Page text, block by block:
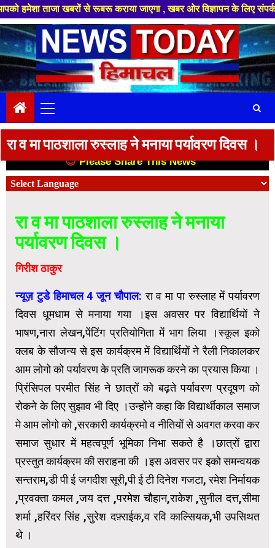
खबरों से रूबरू कराया जाएगा , खबर ओर विज्ञापन के लिए संपर्क करे
Skip
to
content
Menu
रा व मा पाठशाला रुस्लाह ने मनाया पर्यावरण दिवस ।
😊 Please Share This News😊
रा व मा पाठशाला रुस्लाह ने मनाया
पर्यावरण दिवस ।
गिरीश ठाकुर
न्यूज़ टुडे हिमाचल 4 जून चौपाल: रा व मा पा रुस्लाह में पर्यावरण
दिवस धूमधाम से मनाया गया ।इस अवसर पर विद्यार्थियों ने
भाषण,नारा लेखन,पेंटिंग प्रतियोगिता में भाग लिया ।स्कूल इको
क्लब के सौजन्य से इस कार्यक्रम में विद्यार्थियों ने रैली निकालकर
आम लोगो को पर्यावरण के प्रति जागरूक करने का प्रयास किया ।
प्रिंसिपल परमीत सिंह ने छात्रों को बढ़ते पर्यावरण प्रदूषण को
रोकने के लिए सुझाव भी दिए ।उन्होंने कहा कि विद्यार्थीकाल समाज
मे आम लोगो को ,सरकारी कार्यक्रमो व नीतियों से अवगत करवा कर
समाज सुधार में महत्वपूर्ण भूमिका निभा सकते है ।छात्रों द्वारा
प्रस्तुत कार्यक्रम की सराहना की ।इस अवसर पर इको समन्वयक
सन्तराम,डी पी ई जगदीश सूरी,पी ई टी दिनेश गजटा, रमेश निर्मायक
,प्रवक्ता कमल ,जय दत्त ,परमेश चौहान,राकेश ,सुनील दत्त,सीमा
शर्मा ,हरिंदर सिंह ,सुरेश दफ़्राईक,व रवि काल्सियक,भी उपसिथत
थे ।